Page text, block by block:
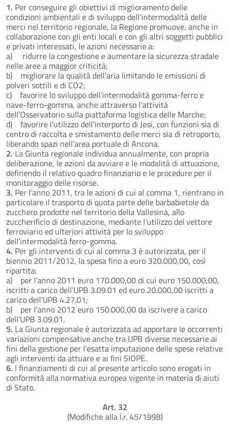
1. Per conseguire gli obiettivi di miglioramento delle
condizioni ambientali e di sviluppo dell’intermodalità delle
merci nel territorio regionale, la Regione promuove, anche in
collaborazione con gli enti locali e con gli altri soggetti pubblici
e privati interessati, le azioni necessarie a:
a) ridurre la congestione e aumentare la sicurezza stradale
nelle aree a maggior criticità;
b) migliorare la qualità dell’aria limitando le emissioni di
polveri sottili e di CO2;
c) favorire lo sviluppo dell’intermodalità gomma-ferro e
nave-ferro-gomma, anche attraverso l’attività
dell’Osservatorio sulla piattaforma logistica delle Marche;
d) favorire l’utilizzo dell’interporto di Jesi, con funzioni sia di
centro di raccolta e smistamento delle merci sia di retroporto,
liberando spazi nell’area portuale di Ancona.
2. La Giunta regionale individua annualmente, con propria
deliberazione, le azioni da avviare e le modalità di attuazione,
definendo il relativo quadro finanziario e le procedure per il
monitoraggio delle risorse.
3. Per l’anno 2011, tra le azioni di cui al comma 1, rientrano in
particolare il trasporto di quota parte delle barbabietole da
zucchero prodotte nel territorio della Vallesina, allo
zuccherificio di destinazione, mediante l’utilizzo del vettore
ferroviario ed ulteriori attività per lo sviluppo
dell’intermodalità ferro-gomma.
4. Per gli interventi di cui al comma 3 è autorizzata, per il
biennio 2011/2012, la spesa fino a euro 320.000,00, così
ripartita:
a) per l’anno 2011 euro 170.000,00 di cui euro 150.000,00,
iscritti a carico dell’UPB 3.09.01 ed euro 20.000,00 iscritti a
carico dell’UPB 4.27.01;
b) per l’anno 2012 euro 150.000,00 da iscrivere a carico
dell’UPB 3.09.01.
5. La Giunta regionale è autorizzata ad apportare le occorrenti
variazioni compensative anche tra UPB diverse necessarie ai
fini della gestione per l’esatta imputazione delle spese relative
agli interventi da attuare e ai fini SIOPE.
6. I finanziamenti di cui al presente articolo sono erogati in
conformità alla normativa europea vigente in materia di aiuti
di Stato.
Art. 32
(Modifiche alla l.r. 45/1998)